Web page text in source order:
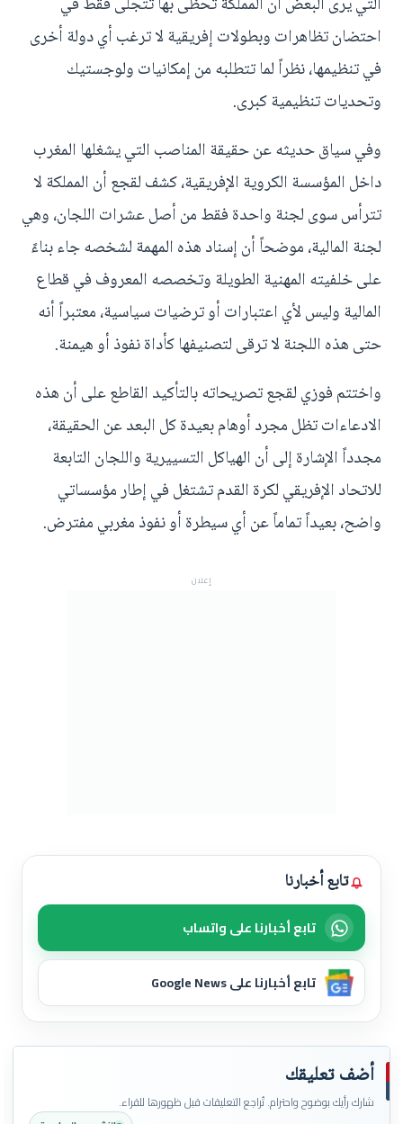
احتضان تظاهرات وبطولات إفريقية لا ترغب أي دولة أخرى
في تنظيمها، نظراً لما تتطلبه من إمكانيات ولوجستيك
وتحديات تنظيمية كبرى.
وفي سياق حديثه عن حقيقة المناصب التي يشغلها المغرب
داخل المؤسسة الكروية الإفريقية، كشف لقجع أن المملكة لا
تترأس سوى لجنة واحدة فقط من أصل عشرات اللجان، وهي
لجنة المالية، موضحاً أن إسناد هذه المهمة لشخصه جاء بناءً
على خلفيته المهنية الطويلة وتخصصه المعروف في قطاع
المالية وليس لأي اعتبارات أو ترضيات سياسية، معتبراً أنه
حتى هذه اللجنة لا ترقى لتصنيفها كأداة نفوذ أو هيمنة.
واختتم فوزي لقجع تصريحاته بالتأكيد القاطع على أن هذه
الادعاءات تظل مجرد أوهام بعيدة كل البعد عن الحقيقة،
مجدداً الإشارة إلى أن الهياكل التسييرية واللجان التابعة
للاتحاد الإفريقي لكرة القدم تشتغل في إطار مؤسساتي
واضح، بعيداً تماماً عن أي سيطرة أو نفوذ مغربي مفترض.
إعلان
تابع أخبارنا
تابع أخبارنا على واتساب
تابع أخبارنا على Google News
أضف تعليقك
شارك رأيك بوضوح واحترام. تُراجع التعليقات قبل ظهورها للقراء.